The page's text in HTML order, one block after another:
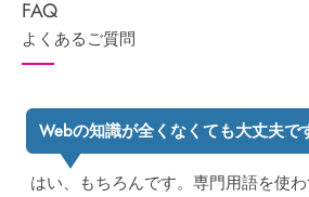
よくあるご質問
Webの知識が全くなくても大丈夫で
はい、もちろんです。専門用語を使